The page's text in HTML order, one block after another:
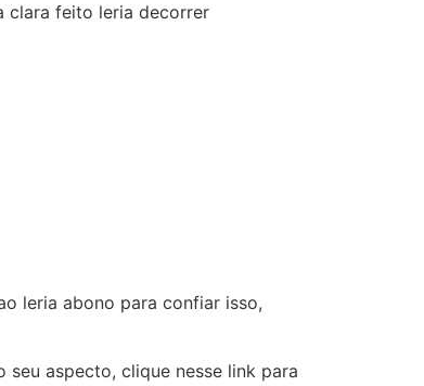
clara feito leria decorrer
leria abono para confiar isso,
aspecto, clique nesse link para